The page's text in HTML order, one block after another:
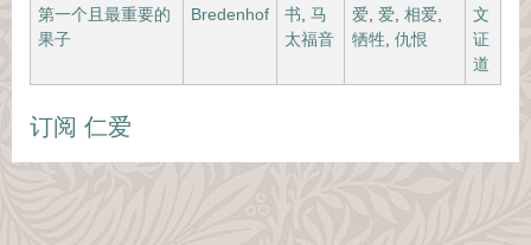
第一个且最重要的
果子
Bredenhof
书 马
太福音
爱 爱 相爱
牺牲 仇恨
文
证
道
订阅 仁爱